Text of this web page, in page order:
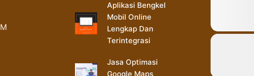
Aplikasi Bengkel
Mobil Online
Lengkap Dan
Terintegrasi
Jasa Optimasi
Google Maps